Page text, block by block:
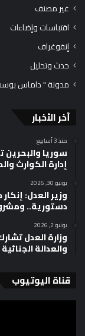
غير مصنف
اقتباسات وإضاءات
إنفوغراف
حدث وتحليل
مدونة " داماس
أخر الأخبار
منذ 3 أسابيع
سوريا والبحرين
إدارة الكوارث
يونيو 30, 2026
وزير العدل:
دستورية..
يونيو 2, 2026
والعدالة
قناة اليوتيوب